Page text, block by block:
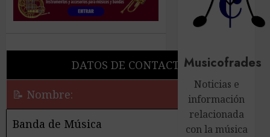
DATOS DE CONTACTO
📝 Nombre:
Banda de Música
Musicofrades
Noticias e
información
relacionada
con la música